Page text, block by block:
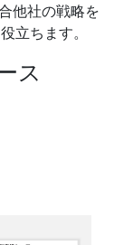
他社の戦略を
立ちます。
ス